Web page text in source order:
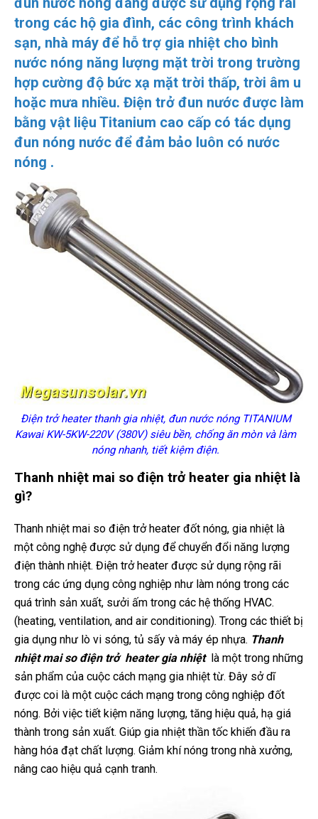
trong các hộ gia đình, các công trình khách
sạn, nhà máy để hỗ trợ gia nhiệt cho bình
nước nóng năng lượng mặt trời trong trường
hợp cường độ bức xạ mặt trời thấp, trời âm u
hoặc mưa nhiều. Điện trở đun nước được làm
bằng vật liệu Titanium cao cấp có tác dụng
đun nóng nước để đảm bảo luôn có nước
nóng .
Điện trở heater thanh gia nhiệt, đun nước nóng TITANIUM
Kawai KW-5KW-220V (380V) siêu bền, chống ăn mòn và làm
nóng nhanh, tiết kiệm điện.
Thanh nhiệt mai so điện trở heater gia nhiệt là
gì?
Thanh nhiệt mai so điện trở heater đốt nóng, gia nhiệt là
một công nghệ được sử dụng để chuyển đổi năng lượng
điện thành nhiệt. Điện trở heater được sử dụng rộng rãi
trong các ứng dụng công nghiệp như làm nóng trong các
quá trình sản xuất, sưởi ấm trong các hệ thống HVAC.
(heating, ventilation, and air conditioning). Trong các thiết bị
gia dụng như lò vi sóng, tủ sấy và máy ép nhựa. Thanh
nhiệt mai so điện trở heater gia nhiệt là một trong những
sản phẩm của cuộc cách mạng gia nhiệt từ. Đây sở dĩ
được coi là một cuộc cách mạng trong công nghiệp đốt
nóng. Bởi việc tiết kiệm năng lượng, tăng hiệu quả, hạ giá
thành trong sản xuất. Giúp gia nhiệt thần tốc khiến đầu ra
hàng hóa đạt chất lượng. Giảm khí nóng trong nhà xưởng,
nâng cao hiệu quả cạnh tranh.